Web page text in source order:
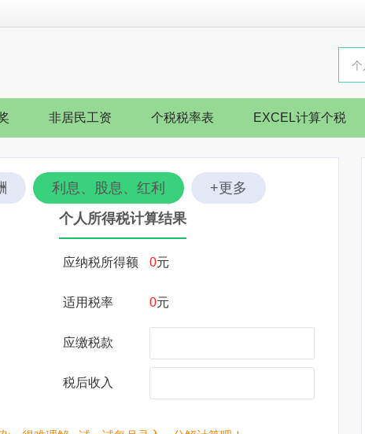
非居民工资 个税税率表 EXCEL计算个税
利息、股息、红利
+更多
个人所得税计算结果
应纳税所得额 0元
适用税率 0元
应缴税款
税后收入